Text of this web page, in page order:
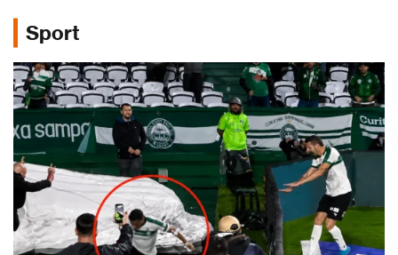
Sport